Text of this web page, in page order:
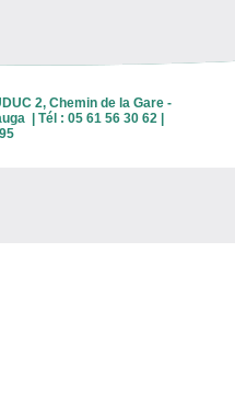
2, Chemin de la Gare -
| Tél : 05 61 56 30 62 |